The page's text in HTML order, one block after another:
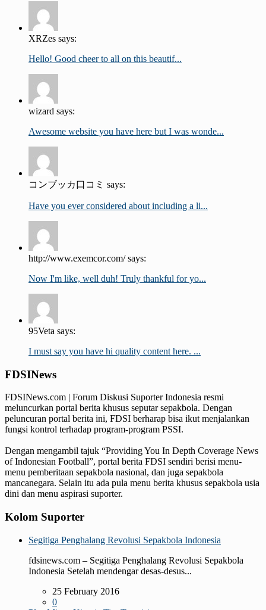
XRZes says:
Hello! Good cheer to all on this beautif...
wizard says:
Awesome website you have here but I was wonde...
コンブッカ口コミ says:
Have you ever considered about including a li...
http://www.exemcor.com/ says:
Now I'm like, well duh! Truly thankful for yo...
95Veta says:
I must say you have hi quality content here. ...
FDSINews
FDSINews.com | Forum Diskusi Suporter Indonesia resmi
meluncurkan portal berita khusus seputar sepakbola. Dengan
peluncuran portal berita ini, FDSI berharap bisa ikut menjalankan
fungsi kontrol terhadap program-program PSSI.
Dengan mengambil tajuk “Providing You In Depth Coverage News
of Indonesian Football”, portal berita FDSI sendiri berisi menu-
menu pemberitaan sepakbola nasional, dan juga sepakbola
mancanegara. Selain itu ada pula menu berita khusus sepakbola usia
dini dan menu aspirasi suporter.
Kolom Suporter
Segitiga Penghalang Revolusi Sepakbola Indonesia
fdsinews.com – Segitiga Penghalang Revolusi Sepakbola
Indonesia Setelah mendengar desas-desus...
25 February 2016
0